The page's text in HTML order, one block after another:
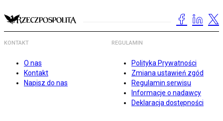
KONTAKT
O nas
Kontakt
Napisz do nas
REGULAMIN
Polityka Prywatności
Zmiana ustawień zgód
Regulamin serwisu
Informacje o nadawcy
Deklaracja dostępności